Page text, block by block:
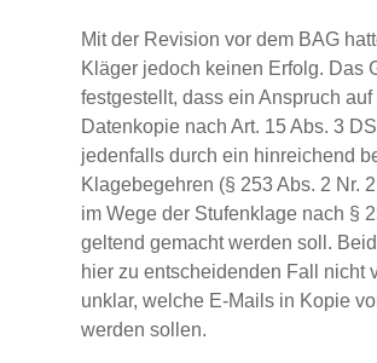
Mit der Revision vor dem BAG
Kläger jedoch keinen Erfolg. Das
festgestellt, dass ein Anspruch auf
Datenkopie nach Art. 15 Abs. 3
jedenfalls durch ein hinreichend
Klagebegehren (§ 253 Abs. 2 Nr.
im Wege der Stufenklage nach §
geltend gemacht werden soll.
hier zu entscheidenden Fall nicht
unklar, welche E-Mails in Kopie
werden sollen.